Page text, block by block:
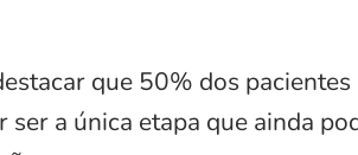
que 50% dos
a única etapa que ainda